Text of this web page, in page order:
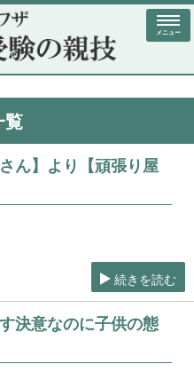
メニュー
覧
ん】より【頑張り屋
続きを読む
決意なのに子供の態